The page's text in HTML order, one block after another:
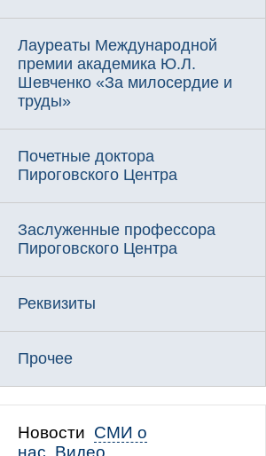
Лауреаты Международной
премии академика Ю.Л.
Шевченко «За милосердие и
труды»
Почетные доктора
Пироговского Центра
Заслуженные профессора
Пироговского Центра
Реквизиты
Прочее
Новости СМИ о
нас Видео